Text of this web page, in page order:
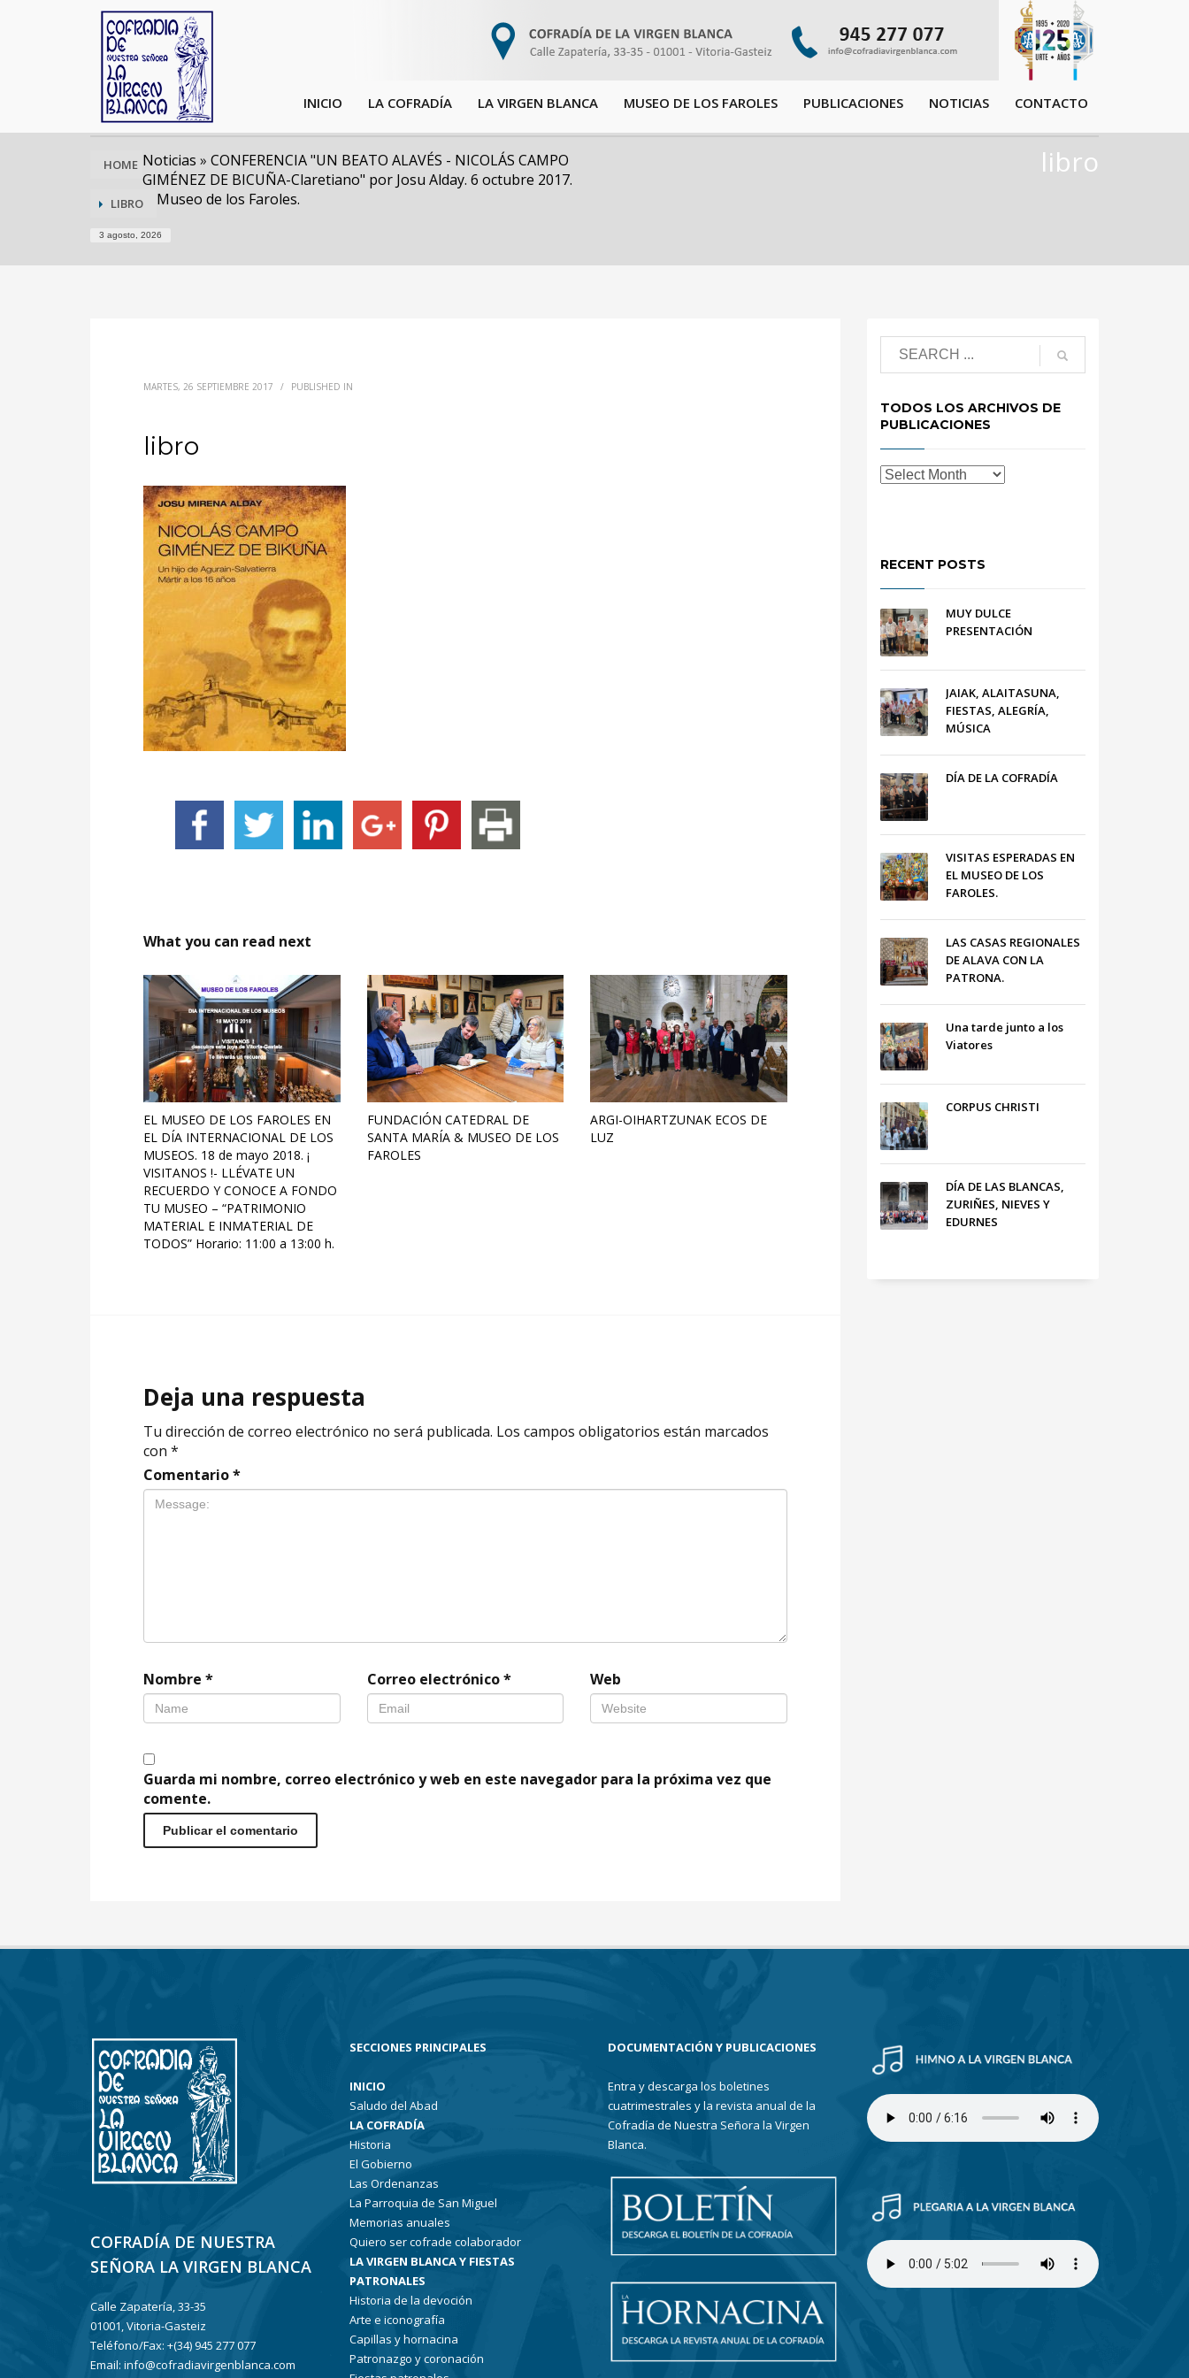
INICIO LA COFRADÍA LA VIRGEN BLANCA MUSEO DE LOS FAROLES PUBLICACIONES NOTICIAS CONTACTO
HOME Noticias » CONFERENCIA "UN BEATO ALAVÉS - NICOLÁS CAMPO
GIMÉNEZ DE BICUÑA-Claretiano" por Josu Alday. 6 octubre 2017.
Museo de los Faroles.
LIBRO
3 agosto, 2026
libro
MARTES, 26 SEPTIEMBRE 2017 / PUBLISHED IN
libro
What you can read next
EL MUSEO DE LOS FAROLES EN
EL DÍA INTERNACIONAL DE LOS
MUSEOS. 18 de mayo 2018. ¡
VISITANOS !- LLÉVATE UN
RECUERDO Y CONOCE A FONDO
TU MUSEO – “PATRIMONIO
MATERIAL E INMATERIAL DE
TODOS” Horario: 11:00 a 13:00 h.
FUNDACIÓN CATEDRAL DE
SANTA MARÍA & MUSEO DE LOS
FAROLES
ARGI-OIHARTZUNAK ECOS DE
LUZ
Deja una respuesta
Tu dirección de correo electrónico no será publicada. Los campos obligatorios están marcados
con *
Comentario*
Nombre * Correo electrónico* Web
Guarda mi nombre, correo electrónico y web en este navegador para la próxima vez que
comente.
TODOS LOS ARCHIVOS DE
PUBLICACIONES
RECENT POSTS
MUY DULCE
PRESENTACIÓN
JAIAK, ALAITASUNA,
FIESTAS, ALEGRÍA,
MÚSICA
DÍA DE LA COFRADÍA
VISITAS ESPERADAS EN
EL MUSEO DE LOS
FAROLES.
LAS CASAS REGIONALES
DE ALAVA CON LA
PATRONA.
Una tarde junto a los
Viatores
CORPUS CHRISTI
DÍA DE LAS BLANCAS,
ZURIÑES, NIEVES Y
EDURNES
COFRADÍA DE NUESTRA
SEÑORA LA VIRGEN BLANCA
Calle Zapatería, 33-35
01001, Vitoria-Gasteiz
Teléfono/Fax: +(34) 945 277 077
Email: info@cofradiavirgenblanca.com
SECCIONES PRINCIPALES
INICIO
Saludo del Abad
LA COFRADÍA
Historia
El Gobierno
Las Ordenanzas
La Parroquia de San Miguel
Memorias anuales
Quiero ser cofrade colaborador
LA VIRGEN BLANCA Y FIESTAS
PATRONALES
Historia de la devoción
Arte e iconografía
Capillas y hornacina
Patronazgo y coronación
DOCUMENTACIÓN Y PUBLICACIONES
Entra y descarga los boletines
cuatrimestrales y la revista anual de la
Cofradía de Nuestra Señora la Virgen
Blanca.